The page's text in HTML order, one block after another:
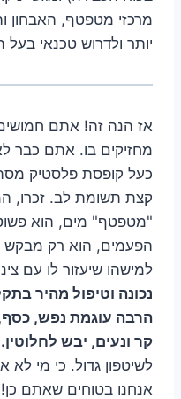
מרכזי מטפטף, האבחון
יותר ולדרוש טכנאי
אז הנה זה! אתם
מחזיקים בו. אתם כבר
כעל קופסת פלסטיק
קצת תשומת לב. זכרו,
"מטפטף" מים, הוא
הפעמים, הוא רק מבקש
למישהו שיעזור לו עם
נכונה וטיפול מהיר
הרבה עוגמת נפש, כסף,
קר ונעים, יבש לחלוטין.
לשיטפון גדול. כי מי לא
אנחנו בטוחים שאתם כן!